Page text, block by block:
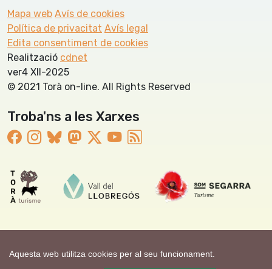
Aquesta web utilitza cookies per al seu funcionament.
Mapa web Avís de cookies
Política de privacitat Avís legal
Edita consentiment de cookies
Realització cdnet
ver4 XII-2025
© 2021 Torà on-line. All Rights Reserved
Troba'ns a les Xarxes